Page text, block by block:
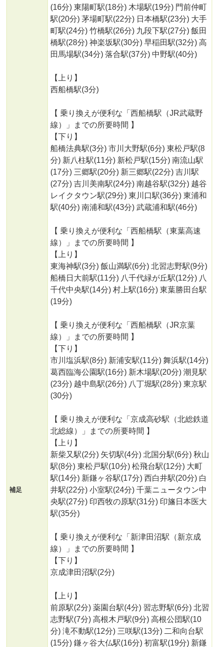
補足
(16分) 東陽町駅(18分) 木場駅(19分) 門前仲町
駅(20分) 茅場町駅(22分) 日本橋駅(23分) 大手
町駅(24分) 竹橋駅(26分) 九段下駅(27分) 飯田
橋駅(28分) 神楽坂駅(30分) 早稲田駅(32分) 高
田馬場駅(34分) 落合駅(37分) 中野駅(40分)
【上り】
西船橋駅(3分)
【 乗り換えが便利な「西船橋駅（JR武蔵野
線）」までの所要時間 】
【下り】
船橋法典駅(3分) 市川大野駅(6分) 東松戸駅(8
分) 新八柱駅(11分) 新松戸駅(15分) 南流山駅
(17分) 三郷駅(20分) 新三郷駅(22分) 吉川駅
(27分) 吉川美南駅(24分) 南越谷駅(32分) 越谷
レイクタウン駅(29分) 東川口駅(36分) 東浦和
駅(40分) 南浦和駅(43分) 武蔵浦和駅(46分)
【 乗り換えが便利な「西船橋駅（東葉高速
線）」までの所要時間 】
【上り】
東海神駅(3分) 飯山満駅(6分) 北習志野駅(9分)
船橋日大前駅(11分) 八千代緑が丘駅(12分) 八
千代中央駅(14分) 村上駅(16分) 東葉勝田台駅
(19分)
【 乗り換えが便利な「西船橋駅（JR京葉
線）」までの所要時間 】
【下り】
市川塩浜駅(8分) 新浦安駅(11分) 舞浜駅(14分)
葛西臨海公園駅(16分) 新木場駅(20分) 潮見駅
(23分) 越中島駅(26分) 八丁堀駅(28分) 東京駅
(30分)
【 乗り換えが便利な「京成高砂駅（北総鉄道
北総線）」までの所要時間 】
【上り】
新柴又駅(2分) 矢切駅(4分) 北国分駅(6分) 秋山
駅(8分) 東松戸駅(10分) 松飛台駅(12分) 大町
駅(14分) 新鎌ヶ谷駅(17分) 西白井駅(20分) 白
井駅(22分) 小室駅(24分) 千葉ニュータウン中
央駅(27分) 印西牧の原駅(31分) 印旛日本医大
駅(35分)
【 乗り換えが便利な「新津田沼駅（新京成
線）」までの所要時間 】
【下り】
京成津田沼駅(2分)
【上り】
前原駅(2分) 薬園台駅(4分) 習志野駅(6分) 北習
志野駅(7分) 高根木戸駅(9分) 高根公団駅(10
分) 滝不動駅(12分) 三咲駅(13分) 二和向台駅
(15分) 鎌ヶ谷大仏駅(16分) 初富駅(19分) 新鎌